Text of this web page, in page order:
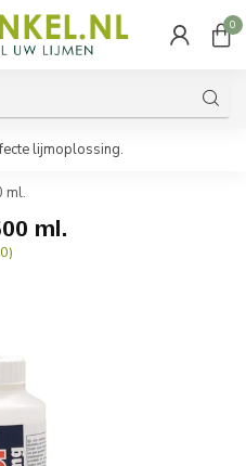
0
lijmoplossing.
ml.
ml.